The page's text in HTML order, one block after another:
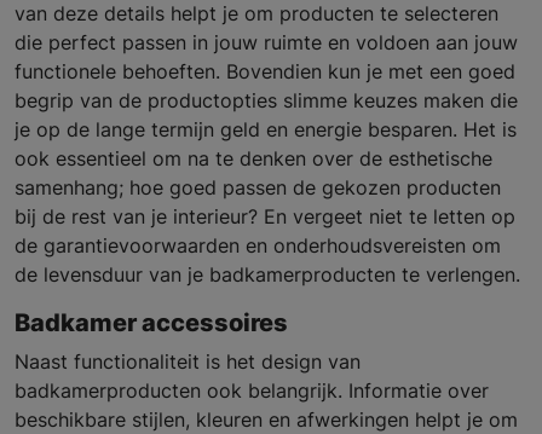
van deze details helpt je om producten te selecteren
die perfect passen in jouw ruimte en voldoen aan jouw
functionele behoeften. Bovendien kun je met een goed
begrip van de productopties slimme keuzes maken die
je op de lange termijn geld en energie besparen. Het is
ook essentieel om na te denken over de esthetische
samenhang; hoe goed passen de gekozen producten
bij de rest van je interieur? En vergeet niet te letten op
de garantievoorwaarden en onderhoudsvereisten om
de levensduur van je badkamerproducten te verlengen.
Badkamer accessoires
Naast functionaliteit is het design van
badkamerproducten ook belangrijk. Informatie over
beschikbare stijlen, kleuren en afwerkingen helpt je om